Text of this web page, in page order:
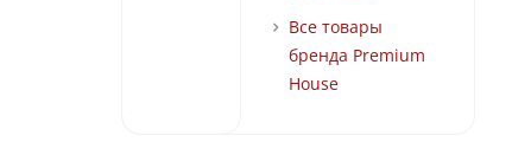
Все товары
бренда Premium
House